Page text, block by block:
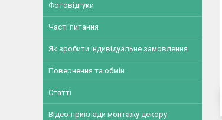
Фотовідгуки
Часті питання
Як зробити індивідуальне замовлення
Повернення та обмін
Статті
Відео-приклади монтажу декору